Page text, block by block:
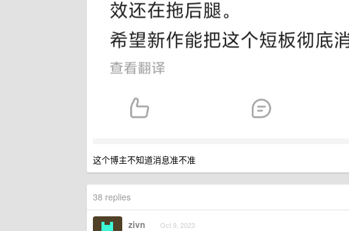
这个博主不知道消息准不准
38 replies
zivn Oct 9, 2023